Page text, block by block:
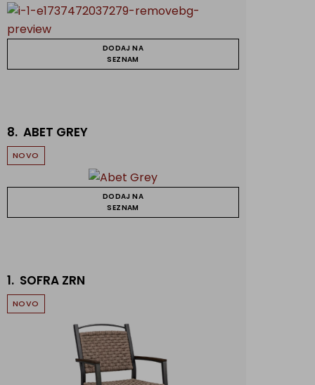
DODAJ NA
SEZNAM
8. ABET GREY
NOVO
DODAJ NA
SEZNAM
1. SOFRA ZRN
NOVO